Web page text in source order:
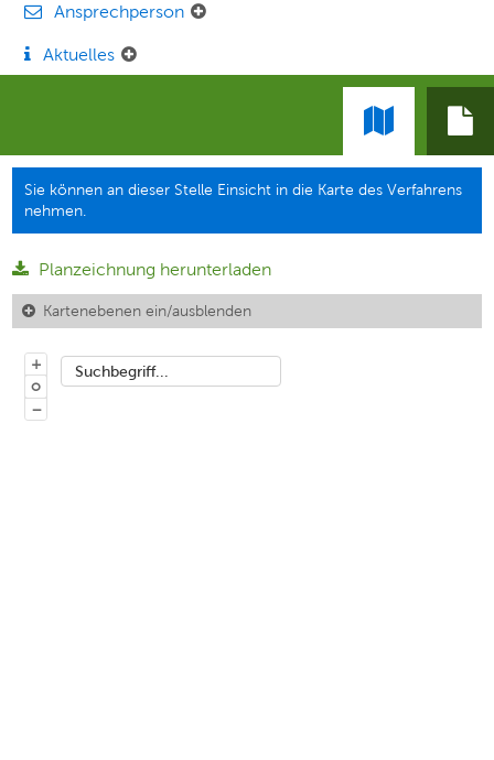
Ansprechperson
Aktuelles
Sie können an dieser Stelle Einsicht in die Karte des Verfahrens
nehmen.
Planzeichnung herunterladen
Kartenebenen ein/ausblenden
Suchbegriff...
+
o
−